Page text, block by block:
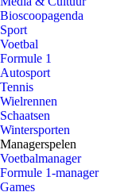
Bioscoopagenda
Sport
Voetbal
Formule 1
Autosport
Tennis
Wielrennen
Schaatsen
Wintersporten
Managerspelen
Voetbalmanager
Formule 1-manager
Games